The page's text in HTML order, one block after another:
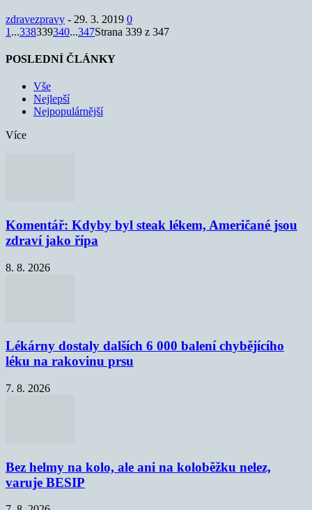
zdravezpravy - 29. 3. 2019 0
1 ...338339340...347Strana 339 z 347
POSLEDNÍ ČLÁNKY
Vše
Nejlepší
Nejpopulárnější
Více
Komentář: Kdyby byl steak lékem, Američané jsou
zdraví jako řípa
8. 8. 2026
Lékárny dostaly dalších 6 000 balení chybějícího
léku na rakovinu prsu
7. 8. 2026
Bez helmy na kolo, ale ani na koloběžku nelez,
varuje BESIP